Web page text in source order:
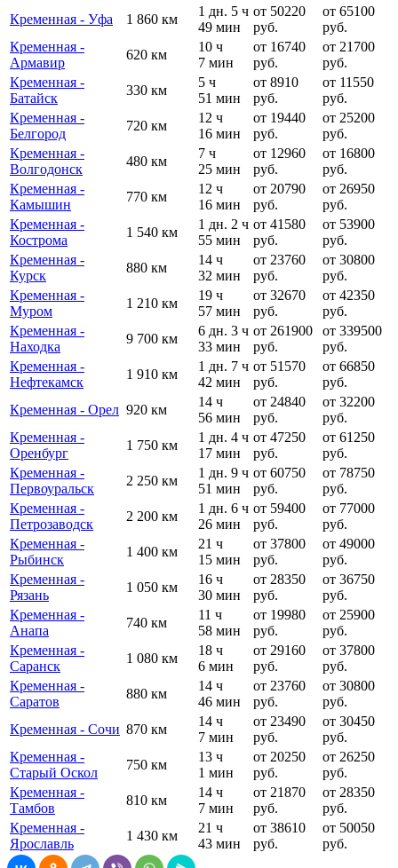
Кременная - Уфа
1 860 км
1 дн. 5 ч
49 мин
от 50220
руб.
от 65100
руб.
Кременная -
Армавир
620 км
10 ч
7 мин
от 16740
руб.
от 21700
руб.
Кременная -
Батайск
330 км
5 ч
51 мин
от 8910
руб.
от 11550
руб.
Кременная -
Белгород
720 км
12 ч
16 мин
от 19440
руб.
от 25200
руб.
Кременная -
Волгодонск
480 км
7 ч
25 мин
от 12960
руб.
от 16800
руб.
Кременная -
Камышин
770 км
12 ч
16 мин
от 20790
руб.
от 26950
руб.
Кременная -
Кострома
1 540 км
1 дн. 2 ч
55 мин
от 41580
руб.
от 53900
руб.
Кременная -
Курск
880 км
14 ч
32 мин
от 23760
руб.
от 30800
руб.
Кременная -
Муром
1 210 км
19 ч
57 мин
от 32670
руб.
от 42350
руб.
Кременная -
Находка
9 700 км
6 дн. 3 ч
33 мин
от 261900
руб.
от 339500
руб.
Кременная -
Нефтекамск
1 910 км
1 дн. 7 ч
42 мин
от 51570
руб.
от 66850
руб.
Кременная - Орел 920 км
14 ч
56 мин
от 24840
руб.
от 32200
руб.
Кременная -
Оренбург
1 750 км
1 дн. 4 ч
17 мин
от 47250
руб.
от 61250
руб.
Кременная -
Первоуральск
2 250 км
1 дн. 9 ч
51 мин
от 60750
руб.
от 78750
руб.
Кременная -
Петрозаводск
2 200 км
1 дн. 6 ч
26 мин
от 59400
руб.
от 77000
руб.
Кременная -
Рыбинск
1 400 км
21 ч
15 мин
от 37800
руб.
от 49000
руб.
Кременная -
Рязань
1 050 км
16 ч
30 мин
от 28350
руб.
от 36750
руб.
Кременная -
Анапа
740 км
11 ч
58 мин
от 19980
руб.
от 25900
руб.
Кременная -
Саранск
1 080 км
18 ч
6 мин
от 29160
руб.
от 37800
руб.
Кременная -
Саратов
880 км
14 ч
46 мин
от 23760
руб.
от 30800
руб.
Кременная - Сочи 870 км
14 ч
7 мин
от 23490
руб.
от 30450
руб.
Кременная -
Старый Оскол
750 км
13 ч
1 мин
от 20250
руб.
от 26250
руб.
Кременная -
Тамбов
810 км
14 ч
7 мин
от 21870
руб.
от 28350
руб.
Кременная -
Ярославль
1 430 км
21 ч
43 мин
от 38610
руб.
от 50050
руб.